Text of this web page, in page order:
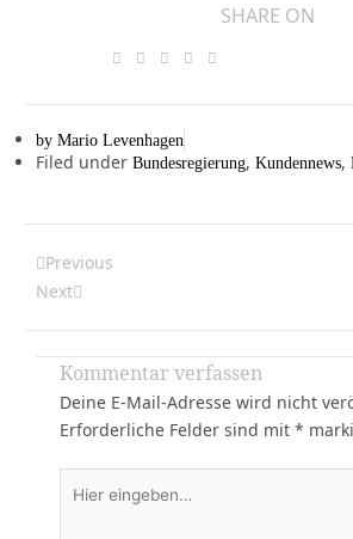
SHARE ON
by Mario Levenhagen
Filed under Bundesregierung, Kundennews,
Zurück
Previous
Next
Nächster
Kommentar verfassen
Deine E-Mail-Adresse wird nicht
Erforderliche Felder sind mit *
eingeben…